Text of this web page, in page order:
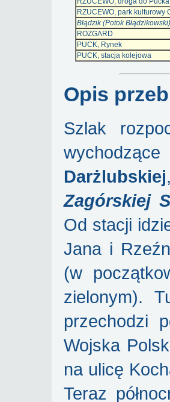
RZUCEWO, park kulturowy
Błądzik (Potok Błądzikowski)
ROZGARD
PUCK, Rynek
PUCK, stacja kolejowa
Opis
Szlak
Darżlubskiej
Zagórskiej
Od stacji
Jana i
(w
zielonym).
przechodzi
Wojska
na ulicę
Teraz